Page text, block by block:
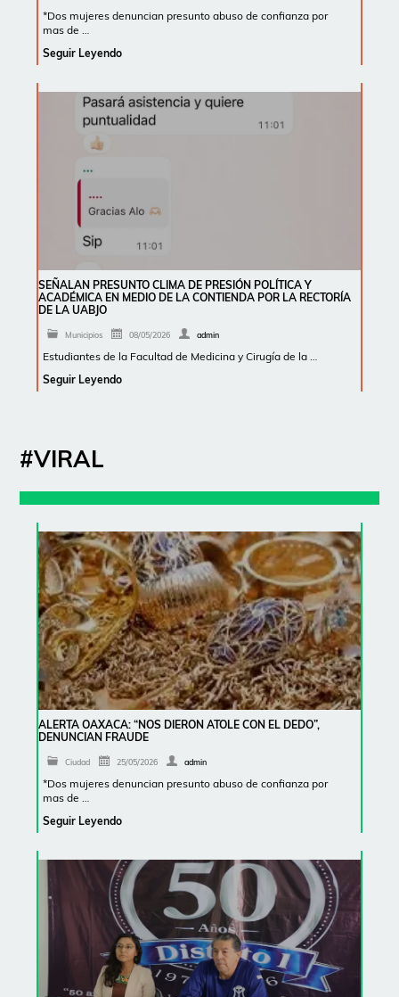
*Dos mujeres denuncian presunto abuso de confianza por
mas de …
Seguir Leyendo
SEÑALAN PRESUNTO CLIMA DE PRESIÓN POLÍTICA Y
ACADÉMICA EN MEDIO DE LA CONTIENDA POR LA RECTORÍA
DE LA UABJO
Municipios 08/05/2026 admin
Estudiantes de la Facultad de Medicina y Cirugía de la …
Seguir Leyendo
#VIRAL
ALERTA OAXACA: “NOS DIERON ATOLE CON EL DEDO”,
DENUNCIAN FRAUDE
Ciudad 25/05/2026 admin
*Dos mujeres denuncian presunto abuso de confianza por
mas de …
Seguir Leyendo